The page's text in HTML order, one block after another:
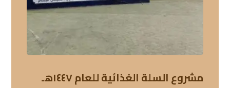
مشروع السلة الغذائية للعام ١٤٤٧هـ